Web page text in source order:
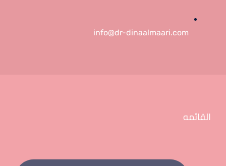
info@dr-dinaalmaari.com
القائمه